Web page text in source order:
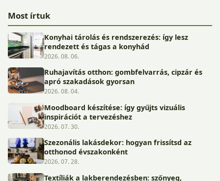
Most írtuk
Konyhai tárolás és rendszerezés: így lesz
rendezett és tágas a konyhád
2026. 08. 06.
Ruhajavítás otthon: gombfelvarrás, cipzár és
apró szakadások gyorsan
2026. 08. 04.
Moodboard készítése: így gyűjts vizuális
inspirációt a tervezéshez
2026. 07. 30.
Szezonális lakásdekor: hogyan frissítsd az
otthonod évszakonként
2026. 07. 28.
Textíliák a lakberendezésben: szőnyeg,